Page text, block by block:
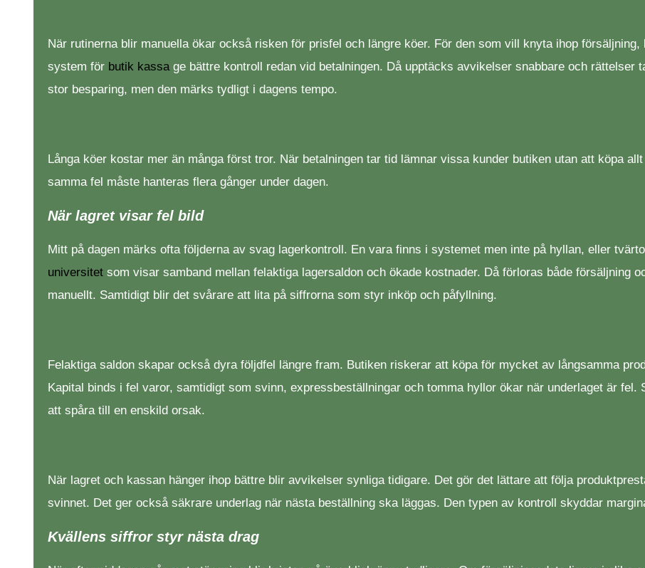
När rutinerna blir manuella ökar också risken för prisfel och längre köer. För den som vill knyta ihop
system för butik kassage bättre kontroll redan vid betalningen. Då upptäcks avvikelser snabbare och rättelser
stor besparing, men den märks tydligt i dagens tempo.
Långa köer kostar mer än många först tror. När betalningen tar tid lämnar vissa kunder butiken utan att köpa
samma fel måste hanteras flera gånger under dagen.
När lagret visar fel bild
Mitt på dagen märks ofta följderna av svag lagerkontroll. En vara finns i systemet men inte på hyllan, eller
universitet som visar samband mellan felaktiga lagersaldon och ökade kostnader. Då förloras både försäljning
manuellt. Samtidigt blir det svårare att lita på siffrorna som styr inköp och påfyllning.
Felaktiga saldon skapar också dyra följdfel längre fram. Butiken riskerar att köpa för mycket av långsamma
Kapital binds i fel varor, samtidigt som svinn, expressbeställningar och tomma hyllor ökar när underlaget är
att spåra till en enskild orsak.
När lagret och kassan hänger ihop bättre blir avvikelser synliga tidigare. Det gör det lättare att följa
svinnet. Det ger också säkrare underlag när nästa beställning ska läggas. Den typen av kontroll skyddar
Kvällens siffror styr nästa drag